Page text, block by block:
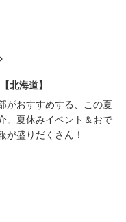
北海道】
がおすすめする、この夏
。夏休みイベント＆おで
が盛りだくさん！